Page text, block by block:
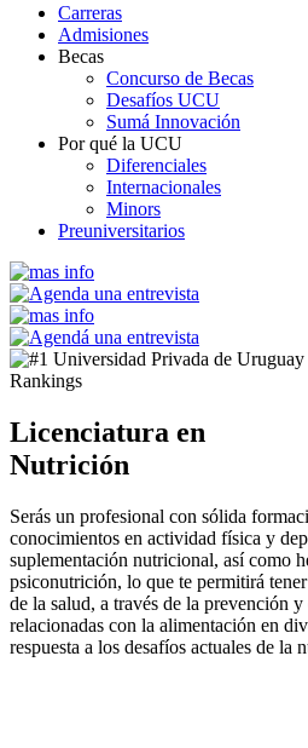
Carreras
Admisiones
Becas
Concurso de Becas
Desafíos UCU
Sumá Innovación
Por qué la UCU
Diferenciales
Internacionales
Minors
Preuniversitarios
Licenciatura en
Nutrición
Serás un profesional con sólida
conocimientos en actividad física y
suplementación nutricional, así como
psiconutrición, lo que te permitirá
de la salud, a través de la prevención
relacionadas con la alimentación en
respuesta a los desafíos actuales de la